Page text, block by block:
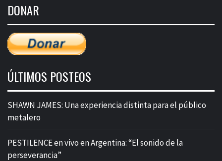
entradas
DONAR
ÚLTIMOS POSTEOS
SHAWN JAMES: Una experiencia distinta para el público
metalero
PESTILENCE en vivo en Argentina: “El sonido de la
perseverancia”